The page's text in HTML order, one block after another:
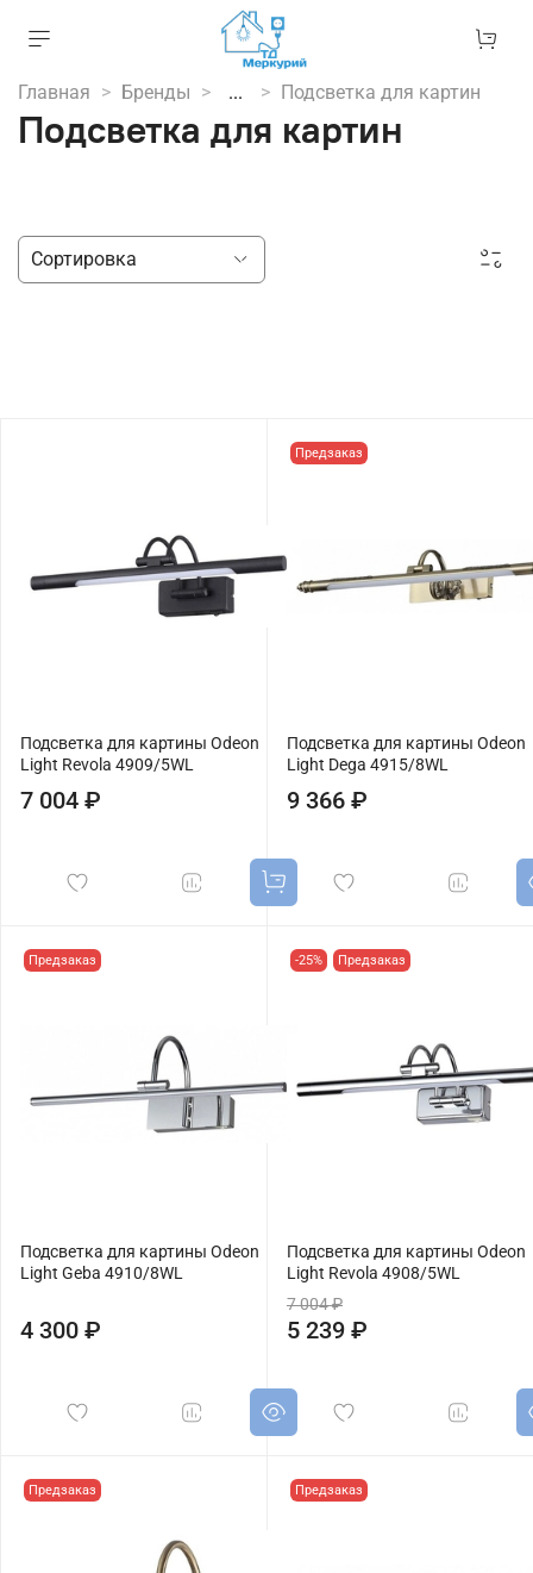
Главная Бренды ... Подсветка для картин
Подсветка для картин
Подсветка для картины Odeon
Light Revola 4909/5WL
7 004 ₽
Предзаказ
Подсветка для картины Odeon
Light Dega 4915/8WL
9 366 ₽
Предзаказ
Подсветка для картины Odeon
Light Geba 4910/8WL
4 300 ₽
-25% Предзаказ
Подсветка для картины Odeon
Light Revola 4908/5WL
7 004 ₽
5 239 ₽
Предзаказ Предзаказ